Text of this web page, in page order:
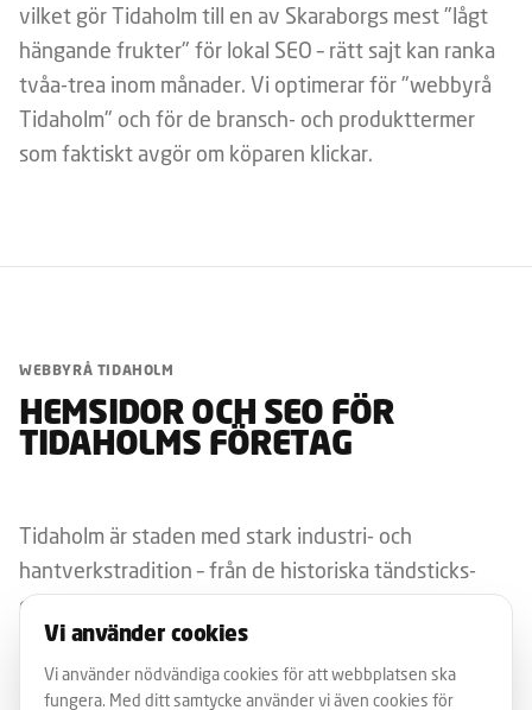
vilket gör Tidaholm till en av Skaraborgs mest "lågt
hängande frukter" för lokal SEO – rätt sajt kan ranka
tvåa-trea inom månader. Vi optimerar för "webbyrå
Tidaholm" och för de bransch- och produkttermer
som faktiskt avgör om köparen klickar.
WEBBYRÅ TIDAHOLM
HEMSIDOR OCH SEO FÖR
TIDAHOLMS FÖRETAG
Tidaholm är staden med stark industri- och
hantverkstradition – från de historiska tändsticks-
och skofabrikerna till dagens trä-, verkstads- och
fordonsleverantörer. Som webbyrå för Tidaholm har
vi byggt hemsidor för traditionella tillverkare,
Vi använder cookies
Vi använder nödvändiga cookies för att webbplatsen ska
fungera. Med ditt samtycke använder vi även cookies för